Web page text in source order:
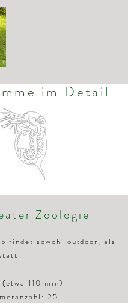
im Detail
Zoologie
findet sowohl outdoor, als
110 min)
25